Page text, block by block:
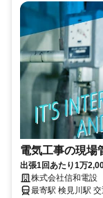
電気工事の現場
出張1回あたり1万
年間休日120日！未経
株式会社信和電設
最寄駅 検見川駅 交通アクセス JR総武線「幕張駅」より徒歩15分 京